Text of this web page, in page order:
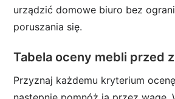
urządzić domowe biuro bez
poruszania się.
Tabela oceny mebli przed
Przyznaj każdemu kryterium